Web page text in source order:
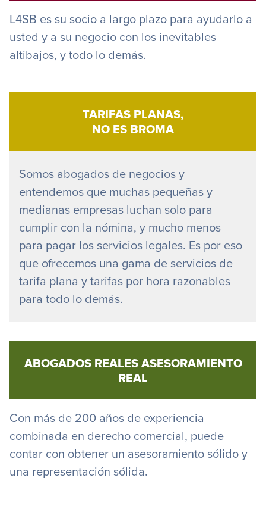
L4SB es su socio a largo plazo para ayudarlo a
usted y a su negocio con los inevitables
altibajos, y todo lo demás.
TARIFAS PLANAS,
NO ES BROMA
Somos abogados de negocios y
entendemos que muchas pequeñas y
medianas empresas luchan solo para
cumplir con la nómina, y mucho menos
para pagar los servicios legales. Es por eso
que ofrecemos una gama de servicios de
tarifa plana y tarifas por hora razonables
para todo lo demás.
ABOGADOS REALES ASESORAMIENTO
REAL
Con más de 200 años de experiencia
combinada en derecho comercial, puede
contar con obtener un asesoramiento sólido y
una representación sólida.